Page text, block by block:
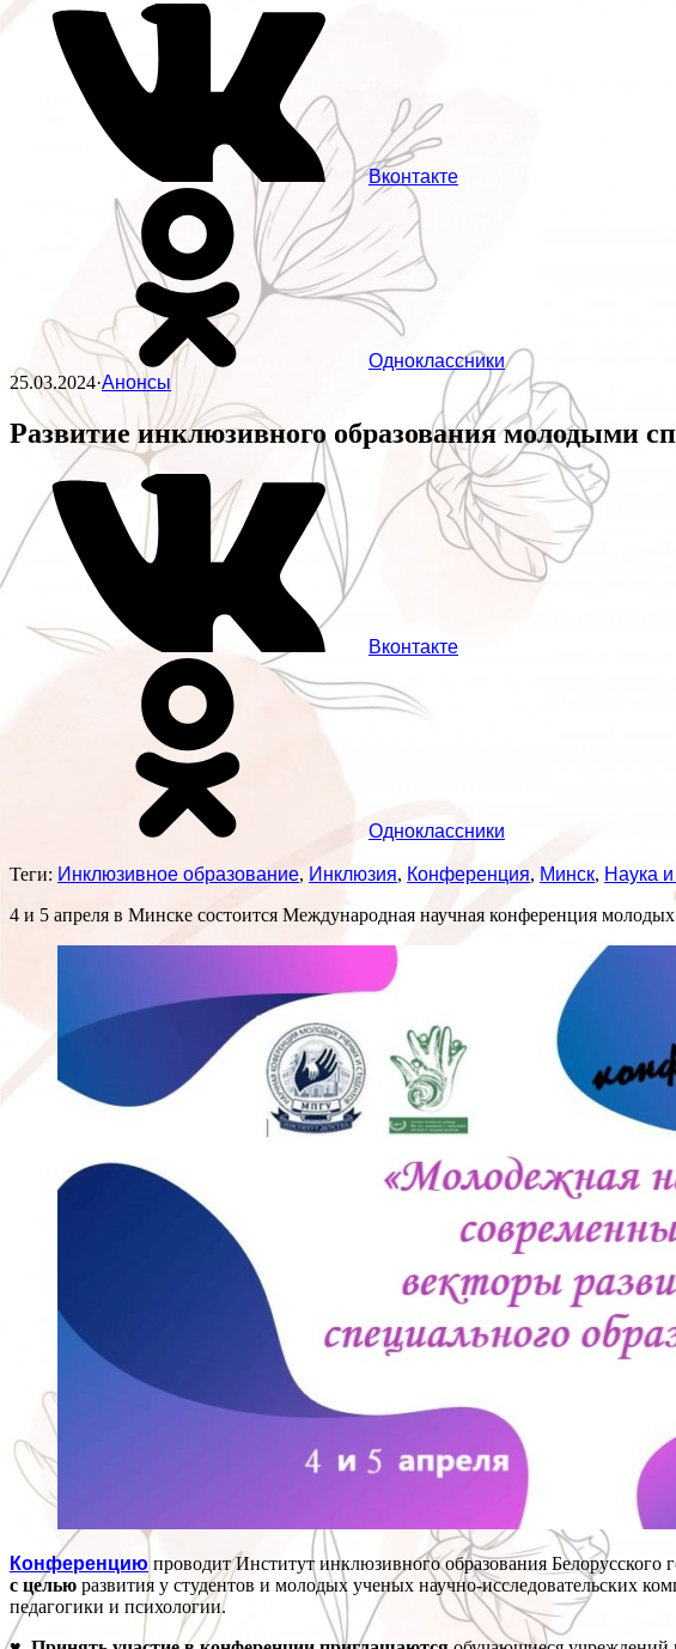
Вконтакте
Одноклассники
25.03.2024·Анонсы
Развитие инклюзивного образования молодыми
Вконтакте
Одноклассники
Теги: Инклюзивное образование, Инклюзия, Конференция, Минск, Наука
4 и 5 апреля в Минске состоится Международная научная конференция
Конференцию проводит Институт инклюзивного образования
с целью развития у студентов и молодых ученых научно-исследовательских
педагогики и психологии.